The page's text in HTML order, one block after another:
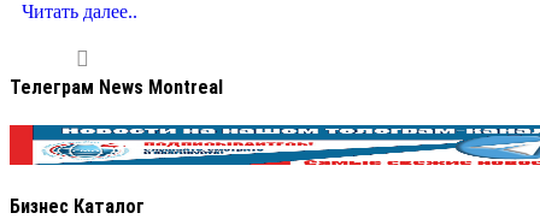
Читать далее..
Телеграм News Montreal
Бизнес Каталог